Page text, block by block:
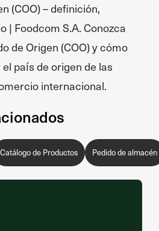
(COO) – definición,
| Foodcom S.A. Conozca
de Origen (COO) y cómo
país de origen de las
internacional.
Catálogo de Productos Pedido de almacén